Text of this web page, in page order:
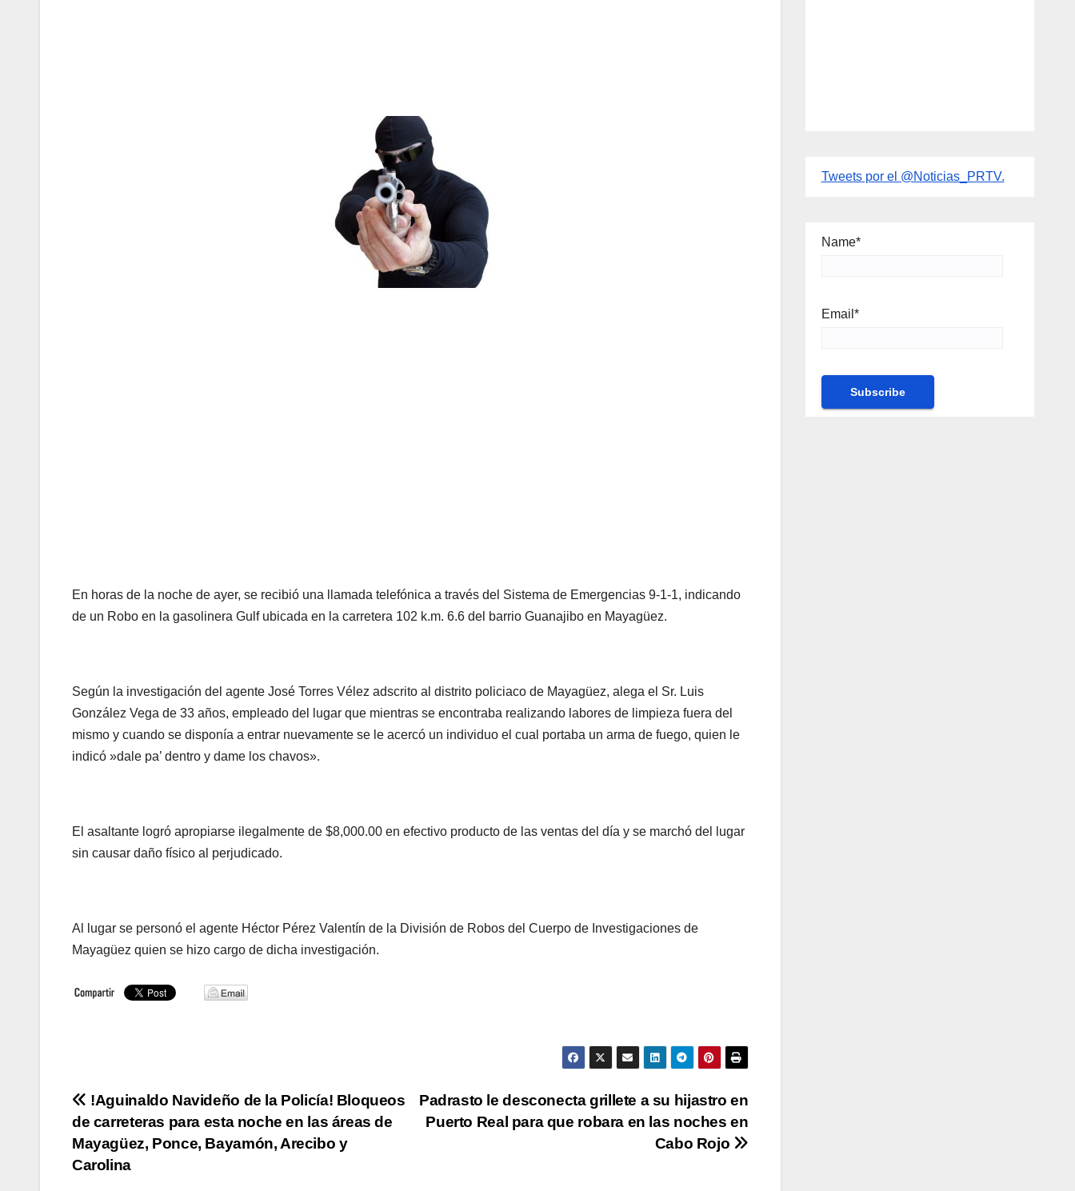
En horas de la noche de ayer, se recibió una llamada telefónica a través del Sistema de Emergencias 9-1-1, indicando
de un Robo en la gasolinera Gulf ubicada en la carretera 102 k.m. 6.6 del barrio Guanajibo en Mayagüez.
Según la investigación del agente José Torres Vélez adscrito al distrito policiaco de Mayagüez, alega el Sr. Luis
González Vega de 33 años, empleado del lugar que mientras se encontraba realizando labores de limpieza fuera del
mismo y cuando se disponía a entrar nuevamente se le acercó un individuo el cual portaba un arma de fuego, quien le
indicó »dale pa’ dentro y dame los chavos».
El asaltante logró apropiarse ilegalmente de $8,000.00 en efectivo producto de las ventas del día y se marchó del lugar
sin causar daño físico al perjudicado.
Al lugar se personó el agente Héctor Pérez Valentín de la División de Robos del Cuerpo de Investigaciones de
Mayagüez quien se hizo cargo de dicha investigación.
Navegación
de
entradas
Padrasto le desconecta grillete a su hijastro en
Puerto Real para que robara en las noches en
Cabo Rojo
!Aguinaldo Navideño de la Policía! Bloqueos
de carreteras para esta noche en las áreas de
Mayagüez, Ponce, Bayamón, Arecibo y
Carolina
Tweets por el @Noticias_PRTV.
Name*
Email*